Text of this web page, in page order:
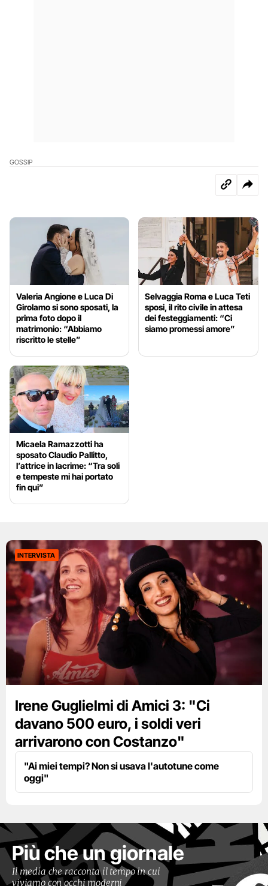
GOSSIP
Valeria Angione e Luca Di
Girolamo si sono sposati, la
prima foto dopo il
matrimonio: “Abbiamo
riscritto le stelle”
Selvaggia Roma e Luca Teti
sposi, il rito civile in attesa
dei festeggiamenti: “Ci
siamo promessi amore”
Micaela Ramazzotti ha
sposato Claudio Pallitto,
l’attrice in lacrime: “Tra soli
e tempeste mi hai portato
fin qui”
INTERVISTA
Irene Guglielmi di Amici 3: "Ci
davano 500 euro, i soldi veri
arrivarono con Costanzo"
"Ai miei tempi? Non si usava l'autotune come
oggi"
Più che un giornale
Il media che racconta il tempo in cui
viviamo con occhi moderni